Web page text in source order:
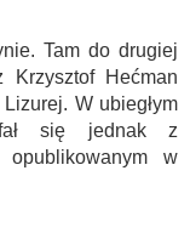
Tam do drugiej
Krzysztof Hećman
W ubiegłym
się jednak z
w